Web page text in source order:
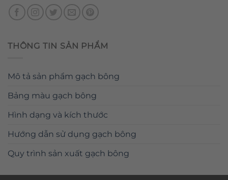
THÔNG TIN SẢN PHẨM
Mô tả sản phẩm gạch bông
Bảng màu gạch bông
Hình dạng và kích thước
Hướng dẫn sử dụng gạch bông
Quy trình sản xuất gạch bông